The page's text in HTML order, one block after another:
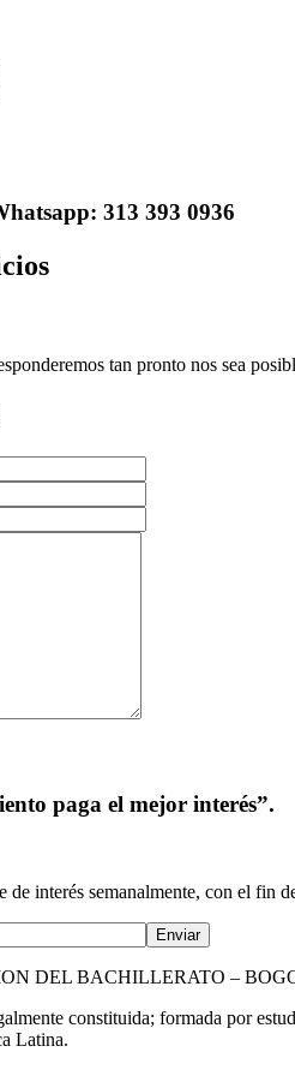
313 393 0936
tan pronto nos sea
paga el mejor interés”.
de interés semanalmente, con el fin
constituida; formada por
Latina.